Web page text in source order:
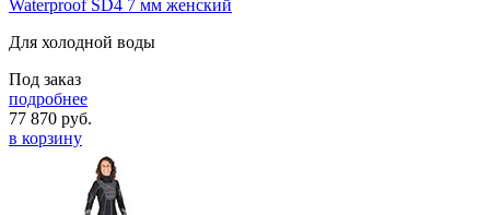
Waterproof SD4 7 мм женский
Для холодной воды
Под заказ
подробнее
77 870 руб.
в корзину